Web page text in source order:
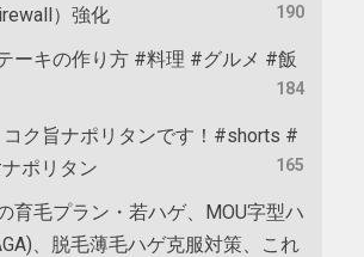
）強化
190
ーキの作り方 #料理 #グルメ #飯
184
コク旨ナポリタンです！#shorts #
ポリタン
165
育毛プラン・若ハゲ、MOU字型ハ
、脱毛薄毛ハゲ克服対策、これ